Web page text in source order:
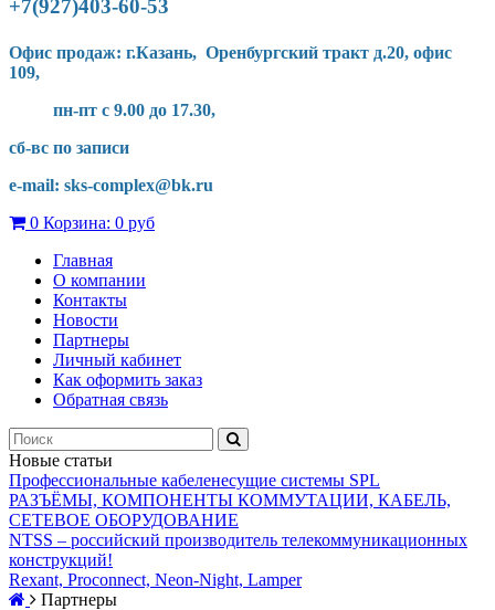
+7(927)403-60-53
Офис продаж: г.Казань, Оренбургский тракт д.20, офис
109,
пн-пт с 9.00 до 17.30,
сб-вс по записи
e-mail: sks-complex@bk.ru
0 Корзина: 0 руб
Главная
О компании
Контакты
Новости
Партнеры
Личный кабинет
Как оформить заказ
Обратная связь
Новые статьи
Профессиональные кабеленесущие системы SPL
РАЗЪЁМЫ, КОМПОНЕНТЫ КОММУТАЦИИ, КАБЕЛЬ,
СЕТЕВОЕ ОБОРУДОВАНИЕ
NTSS – российский производитель телекоммуникационных
конструкций!
Rexant, Proconnect, Neon-Night, Lamper
Партнеры